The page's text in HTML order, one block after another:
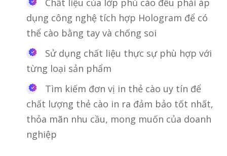
dụng công nghệ tích hợp Hologram để có
thể cào bằng tay và chống soi
Sử dụng chất liệu thực sự phù hợp với
từng loại sản phẩm
Tìm kiếm đơn vị in thẻ cào uy tín để
chất lượng thẻ cào in ra đảm bảo tốt nhất,
thỏa mãn nhu cầu, mong muốn của doanh
nghiệp